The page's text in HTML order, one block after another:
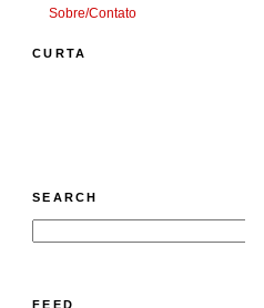
Sobre/Contato
CURTA
SEARCH
FEED